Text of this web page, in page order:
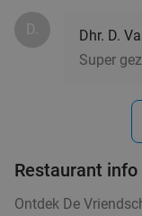
IZUMI Helmond
Helmond
Verkocht: 643
Italiaans 3-
Maria
Vandaag
Di
D.
Dhr. D.
Super
Restaurant info
Ontdek De